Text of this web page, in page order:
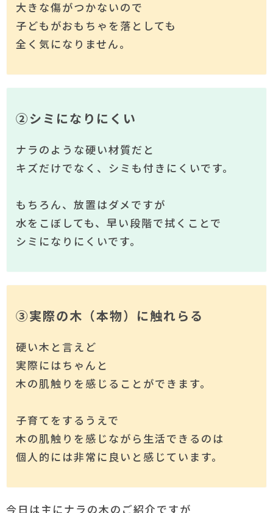
大きな傷がつかないので
子どもがおもちゃを落としても
全く気になりません。
②シミになりにくい
ナラのような硬い材質だと
キズだけでなく、シミも付きにくいです。
もちろん、放置はダメですが
水をこぼしても、早い段階で拭くことで
シミになりにくいです。
③実際の木（本物）に触れらる
硬い木と言えど
実際にはちゃんと
木の肌触りを感じることができます。
子育てをするうえで
木の肌触りを感じながら生活できるのは
個人的には非常に良いと感じています。
今日は主にナラの木のご紹介ですが